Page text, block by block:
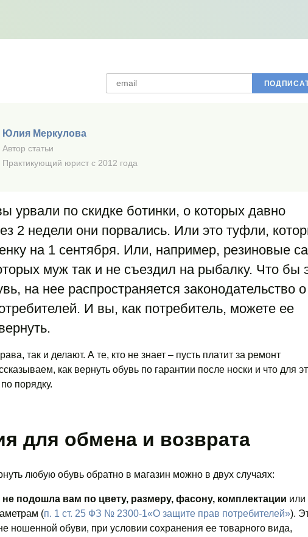
Юлия Меркулова
Автор статьи
Практикующий юрист с 2012 года
урвали по скидке ботинки, о которых давно
2 недели они порвались. Или это туфли,
на 1 сентября. Или, например, резиновые
муж так и не съездил на рыбалку. Что бы
на нее распространяется законодательство о
И вы, как потребитель, можете ее
так и делают. А те, кто не знает – пусть платит за ремонт
как вернуть обувь по гарантии после носки и что для
порядку.
для обмена и возврата
любую обувь обратно в магазин можно в двух случаях:
не подошла вам по цвету, размеру, фасону, комплектации или
(п. 1 ст. 25 ФЗ № 2300-1«О защите прав потребителей»).
ношенной обуви, при условии сохранения ее товарного вида,